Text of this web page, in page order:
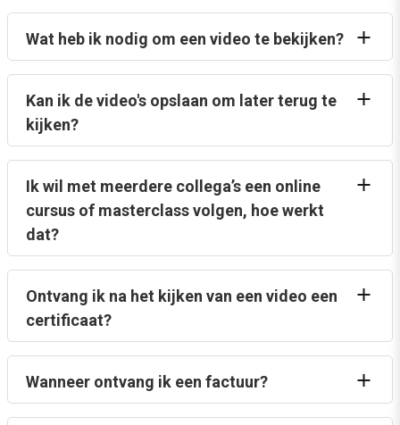
Wat heb ik nodig om een video te bekijken?
Kan ik de video's opslaan om later terug te
kijken?
Ik wil met meerdere collega’s een online
cursus of masterclass volgen, hoe werkt
dat?
Ontvang ik na het kijken van een video een
certificaat?
Wanneer ontvang ik een factuur?